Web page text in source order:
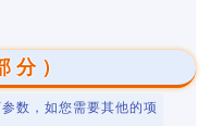
分）
参数，如您需要其他的项